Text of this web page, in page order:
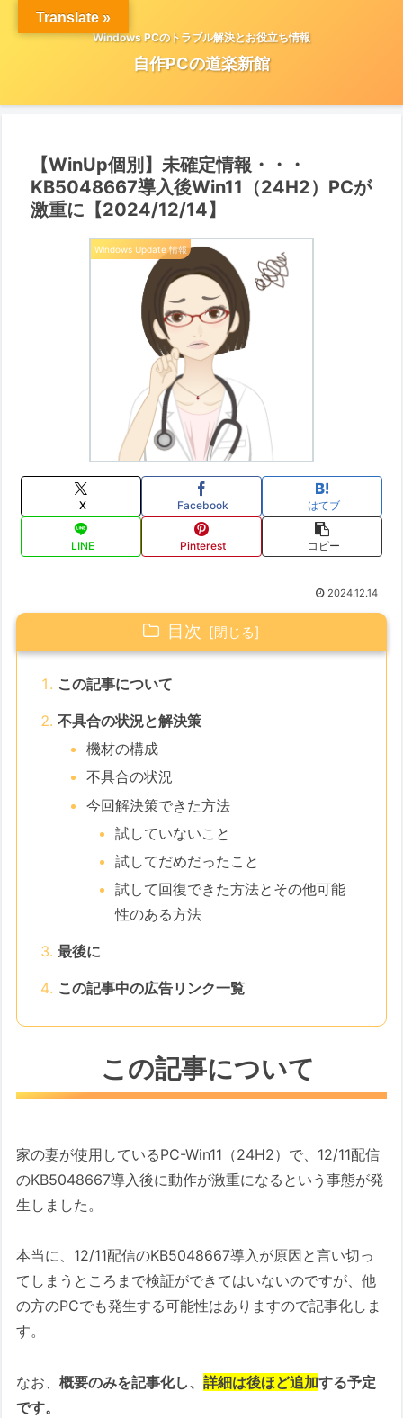
Windows PCのトラブル解決とお役立ち情報
自作PCの道楽新館
【WinUp個別】未確定情報・・・
KB5048667導入後Win11（24H2）PCが
激重に【2024/12/14】
Windows Update 情報
X Facebook はてブ
LINE Pinterest コピー
2024.12.14
目次
この記事について
不具合の状況と解決策
機材の構成
不具合の状況
今回解決策できた方法
試していないこと
試してだめだったこと
試して回復できた方法とその他可能
性のある方法
最後に
この記事中の広告リンク一覧
この記事について
家の妻が使用しているPC-Win11（24H2）で、12/11配信
のKB5048667導入後に動作が激重になるという事態が発
生しました。
本当に、12/11配信のKB5048667導入が原因と言い切っ
てしまうところまで検証ができてはいないのですが、他
の方のPCでも発生する可能性はありますので記事化しま
す。
なお、概要のみを記事化し、詳細は後ほど追加する予定
です。
Translate »